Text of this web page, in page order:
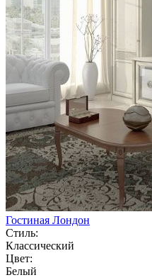
Гостиная Лондон
Стиль:
Классический
Цвет:
Белый